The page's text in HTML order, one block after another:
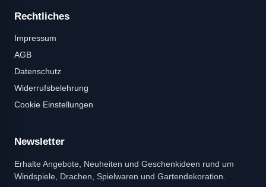
Rechtliches
Impressum
AGB
Datenschutz
Widerrufsbelehrung
Cookie Einstellungen
Newsletter
Erhalte Angebote, Neuheiten und Geschenkideen rund um
Windspiele, Drachen, Spielwaren und Gartendekoration.